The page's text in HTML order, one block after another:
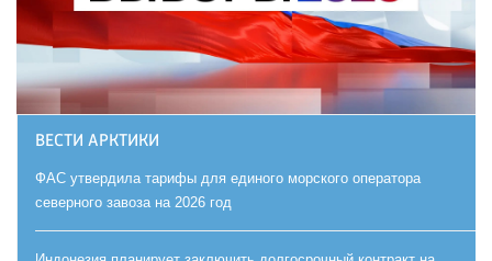
ВЕСТИ АРКТИКИ
ФАС утвердила тарифы для единого морского оператора
северного завоза на 2026 год